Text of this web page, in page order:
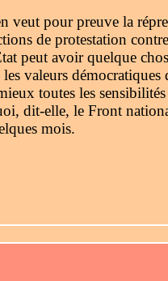
veut pour preuve la
de protestation
peut avoir quelque
les valeurs
toutes les
dit-elle, le Front
mois.